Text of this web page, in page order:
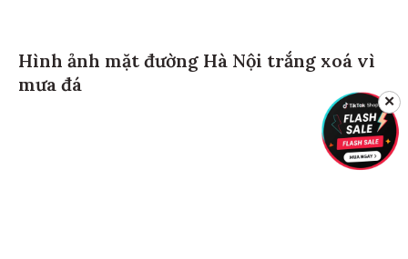
Hình ảnh mặt đường Hà Nội trắng xoá vì
mưa đá
✕